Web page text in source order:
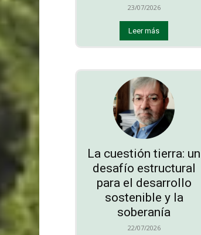
23/07/2026
Leer más
La cuestión tierra: un
desafío estructural
para el desarrollo
sostenible y la
soberanía
22/07/2026